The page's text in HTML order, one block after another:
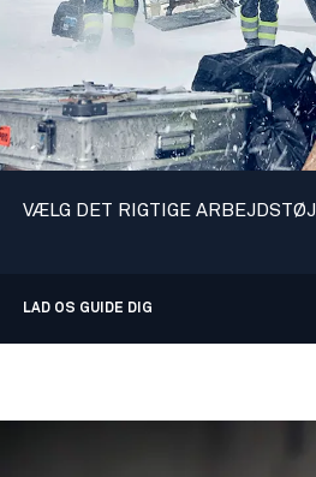
VÆLG DET RIGTIGE ARBEJDSTØJ
LAD OS GUIDE DIG